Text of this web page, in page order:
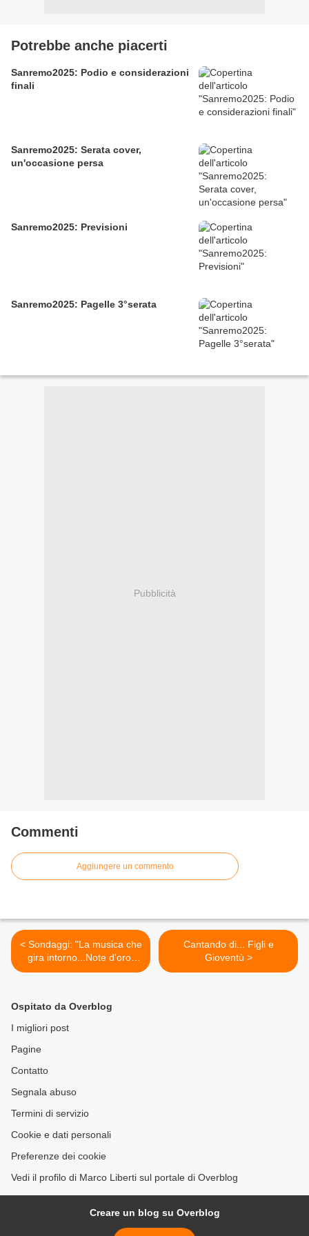
Potrebbe anche piacerti
Sanremo2025: Podio e considerazioni
finali
Sanremo2025: Serata cover,
un'occasione persa
Sanremo2025: Previsioni
Sanremo2025: Pagelle 3°serata
Pubblicità
Commenti
Aggiungere un commento
< Sondaggi: "La musica che
gira intorno...Note d'oro"
2016
Cantando di... Figli e
Gioventù >
Ospitato da Overblog
I migliori post
Pagine
Contatto
Segnala abuso
Termini di servizio
Cookie e dati personali
Preferenze dei cookie
Vedi il profilo di Marco Liberti sul portale di Overblog
Creare un blog su Overblog